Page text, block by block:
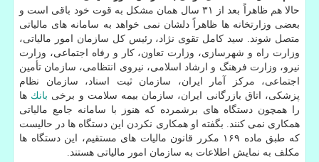
حالا هم ظاهراً بعد از ۳۱ سال همان مشكل به قوت خود باقی است و
بعضی وزارتخانه ها ظاهراً دلشان نمی خواهد به سامانه های مالیاتی
متصل شوند. سید كامل تقوی نژاد، رئیس كل سازمان امور مالیاتی،
وزارت راه و شهرسازی، وزارت تعاون، كار و رفاه اجتماعی، وزارت
نیرو، وزارت فرهنگ و ارشاد اسلامی، نیروی انتظامی، سازمان تأمین
اجتماعی، مركز آمار ایران، سازمان ثبت اسناد، سازمان نظام
پزشكی، اتاق بازرگانی ایران، سازمان بیمه سلامت و برخی بانك ها
را همچون دستگاه های برشمرده كه هنوز با سامانه جامع مالیاتی
همكاری نمی كنند. بگفته او همكاری نكردن این دستگاه ها در حالیست
كه طبق ماده ۱۶۹ مكرر قانون مالیات های مستقیم، این دستگاه ها
مكلف به نمایش اطلاعات به سازمان امور مالیاتی هستند.